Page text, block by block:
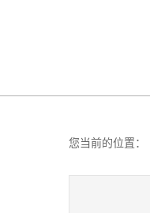
您当前的位置：